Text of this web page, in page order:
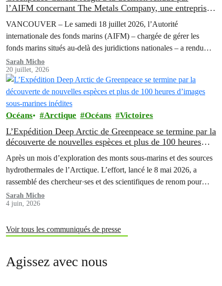
l’AIFM concernant The Metals Company, une entreprise
canadienne d’exploitation minière en eaux profondes
VANCOUVER – Le samedi 18 juillet 2026, l’Autorité
internationale des fonds marins (AIFM) – chargée de gérer les
fonds marins situés au-delà des juridictions nationales – a rendu
une décision confirmant qu’elle ne suspendrait pas son enquête sur
Nauru Ocean Resources Inc (« NORI ») et Tonga Offshore Mining
Limited (« TOML »), deux filiales de la minière canadienne The
Metals…
Sarah Micho
20 juillet, 2026
Océans Arctique Océans Victoires
L’Expédition Deep Arctic de Greenpeace se termine par la
découverte de nouvelles espèces et plus de 100 heures
d’images sous-marines inédites
Après un mois d’exploration des monts sous-marins et des sources
hydrothermales de l’Arctique. L’effort, lancé le 8 mai 2026, a
rassemblé des chercheur·ses et des scientifiques de renom pour
explorer les écosystèmes des grands fonds marins à des
profondeurs allant jusqu’à 3 000 mètres.
Sarah Micho
4 juin, 2026
Voir tous les communiqués de presse
Agissez avec nous